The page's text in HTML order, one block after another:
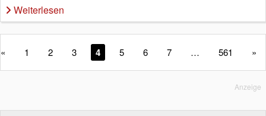
Weiterlesen
« 1 2 3 4 5 6 7 … 561 »
Anzeige